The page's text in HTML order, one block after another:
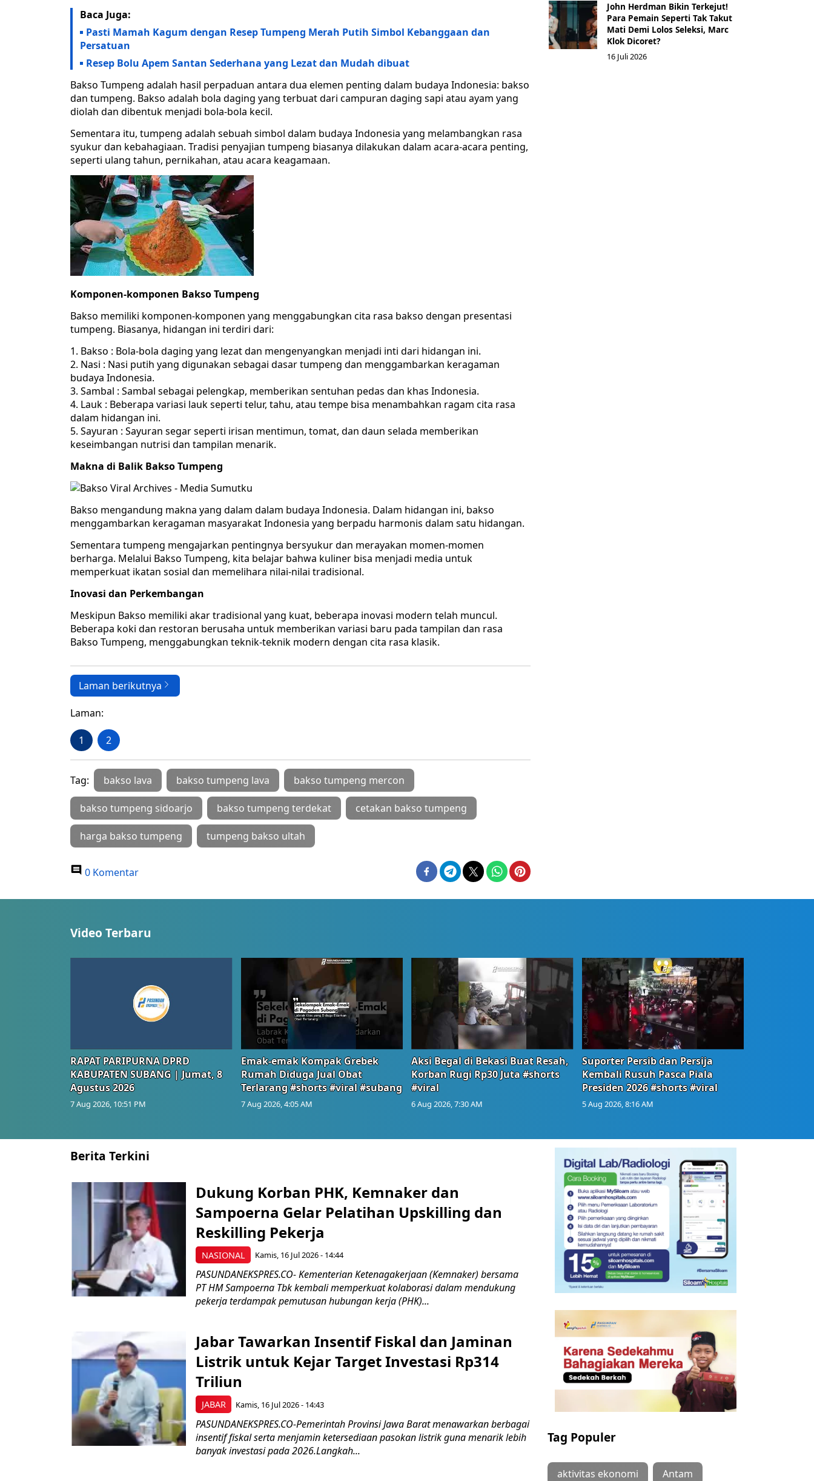
Baca Juga:
Pasti Mamah Kagum dengan Resep Tumpeng Merah Putih Simbol Kebanggaan dan
Persatuan
Resep Bolu Apem Santan Sederhana yang Lezat dan Mudah dibuat
Bakso Tumpeng adalah hasil perpaduan antara dua elemen penting dalam budaya Indonesia: bakso
dan tumpeng. Bakso adalah bola daging yang terbuat dari campuran daging sapi atau ayam yang
diolah dan dibentuk menjadi bola-bola kecil.
Sementara itu, tumpeng adalah sebuah simbol dalam budaya Indonesia yang melambangkan rasa
syukur dan kebahagiaan. Tradisi penyajian tumpeng biasanya dilakukan dalam acara-acara penting,
seperti ulang tahun, pernikahan, atau acara keagamaan.
Komponen-komponen Bakso Tumpeng
Bakso memiliki komponen-komponen yang menggabungkan cita rasa bakso dengan presentasi
tumpeng. Biasanya, hidangan ini terdiri dari:
1. Bakso : Bola-bola daging yang lezat dan mengenyangkan menjadi inti dari hidangan ini.
2. Nasi : Nasi putih yang digunakan sebagai dasar tumpeng dan menggambarkan keragaman
budaya Indonesia.
3. Sambal : Sambal sebagai pelengkap, memberikan sentuhan pedas dan khas Indonesia.
4. Lauk : Beberapa variasi lauk seperti telur, tahu, atau tempe bisa menambahkan ragam cita rasa
dalam hidangan ini.
5. Sayuran : Sayuran segar seperti irisan mentimun, tomat, dan daun selada memberikan
keseimbangan nutrisi dan tampilan menarik.
Makna di Balik Bakso Tumpeng
Bakso mengandung makna yang dalam dalam budaya Indonesia. Dalam hidangan ini, bakso
menggambarkan keragaman masyarakat Indonesia yang berpadu harmonis dalam satu hidangan.
Sementara tumpeng mengajarkan pentingnya bersyukur dan merayakan momen-momen
berharga. Melalui Bakso Tumpeng, kita belajar bahwa kuliner bisa menjadi media untuk
memperkuat ikatan sosial dan memelihara nilai-nilai tradisional.
Inovasi dan Perkembangan
Meskipun Bakso memiliki akar tradisional yang kuat, beberapa inovasi modern telah muncul.
Beberapa koki dan restoran berusaha untuk memberikan variasi baru pada tampilan dan rasa
Bakso Tumpeng, menggabungkan teknik-teknik modern dengan cita rasa klasik.
Laman berikutnya
Laman:
1 2
Tag: bakso lava bakso tumpeng lava bakso tumpeng mercon
bakso tumpeng sidoarjo bakso tumpeng terdekat cetakan bakso tumpeng
harga bakso tumpeng tumpeng bakso ultah
0 Komentar
John Herdman Bikin Terkejut!
Para Pemain Seperti Tak Takut
Mati Demi Lolos Seleksi, Marc
Klok Dicoret?
16 Juli 2026
Video Terbaru
RAPAT PARIPURNA DPRD
KABUPATEN SUBANG | Jumat, 8
Agustus 2026
7 Aug 2026, 10:51 PM
Emak-emak Kompak Grebek
Rumah Diduga Jual Obat
Terlarang #shorts #viral #subang
7 Aug 2026, 4:05 AM
Aksi Begal di Bekasi Buat Resah,
Korban Rugi Rp30 Juta #shorts
#viral
6 Aug 2026, 7:30 AM
Suporter Persib dan Persija
Kembali Rusuh Pasca Piala
Presiden 2026 #shorts #viral
5 Aug 2026, 8:16 AM
Berita Terkini
NASIONAL
Dukung Korban PHK, Kemnaker dan
Sampoerna Gelar Pelatihan Upskilling dan
Reskilling Pekerja
Kamis, 16 Jul 2026 - 14:44
PASUNDANEKSPRES.CO- Kementerian Ketenagakerjaan (Kemnaker) bersama
PT HM Sampoerna Tbk kembali memperkuat kolaborasi dalam mendukung
pekerja terdampak pemutusan hubungan kerja (PHK)...
JABAR
Jabar Tawarkan Insentif Fiskal dan Jaminan
Listrik untuk Kejar Target Investasi Rp314
Triliun
Kamis, 16 Jul 2026 - 14:43
PASUNDANEKSPRES.CO-Pemerintah Provinsi Jawa Barat menawarkan berbagai
insentif fiskal serta menjamin ketersediaan pasokan listrik guna menarik lebih
banyak investasi pada 2026.Langkah...
Tag Populer
aktivitas ekonomi Antam